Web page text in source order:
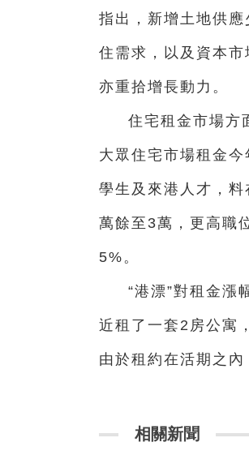
指出，新增土地供
住需求，以及資本
亦重拾增長動力。
住宅租金市場方
大眾住宅市場租金
學生及來港人才，
萬餘至3萬，更高職
5%。
“港漂”對租金漲
近租了一套2房公寓
由於租約在活期之
相關新聞